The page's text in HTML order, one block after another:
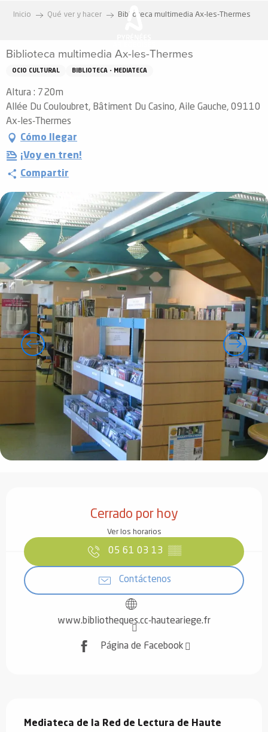
principal
Inicio Qué ver y hacer Biblioteca multimedia Ax-les-Thermes
Biblioteca multimedia Ax-les-Thermes
OCIO CULTURAL BIBLIOTECA - MEDIATECA
Altura : 720m
Allée Du Couloubret, Bâtiment Du Casino, Aile Gauche, 09110
Ax-les-Thermes
Cómo llegar
¡Voy en tren!
Compartir
Cerrado por hoy
Ver los horarios
05 61 03 13 ▒▒
Contáctenos
www.bibliotheques.cc-hauteariege.fr
Página de Facebook
Mediateca de la Red de Lectura de Haute